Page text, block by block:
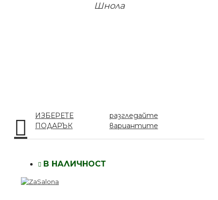
Шнола
ИЗБЕРЕТЕ
ПОДАРЪК
разгледайте
вариантите
В НАЛИЧНОСТ